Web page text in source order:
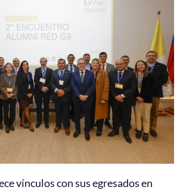
vínculos con sus egresados en